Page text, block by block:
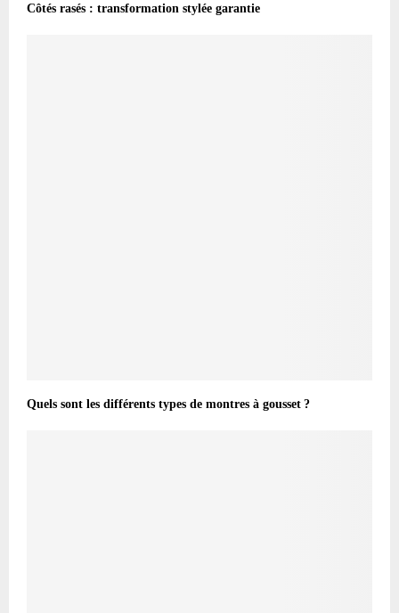
Côtés rasés : transformation stylée garantie
Quels sont les différents types de montres à gousset ?